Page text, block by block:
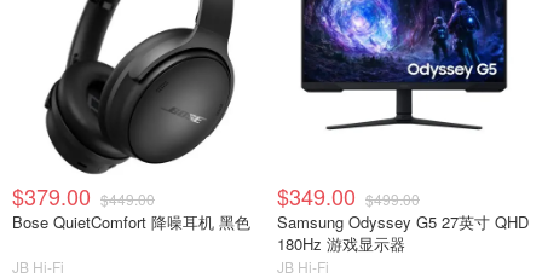
$379.00 $449.00
Bose QuietComfort 降噪耳机 黑色
JB Hi-Fi
$349.00 $499.00
Samsung Odyssey G5 27英寸 QHD
180Hz 游戏显示器
JB Hi-Fi